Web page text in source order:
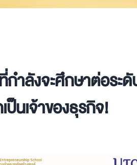
กำลังจะศึกษาต่อระ
นเจ้าของธุรกิจ!